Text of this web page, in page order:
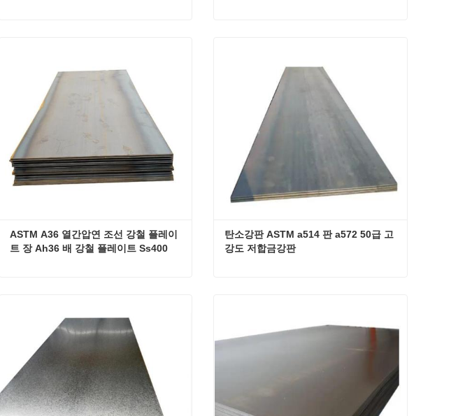
ASTM A36 열간압연 조선 강철 플레이
트 장 Ah36 배 강철 플레이트 Ss400
탄소강판 ASTM a514 판 a572 50급 고
강도 저합금강판